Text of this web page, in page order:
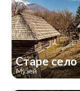
Старе село
Музей